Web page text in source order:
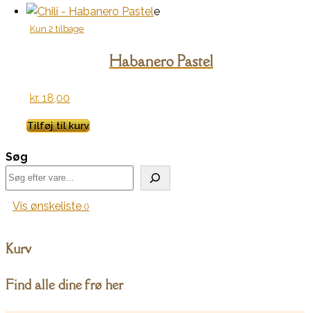
e
Kun 2 tilbage
Habanero Pastel
kr. 18,00
Tilføj til kurv
Søg
Vis ønskeliste
Kurv
Find alle dine frø her